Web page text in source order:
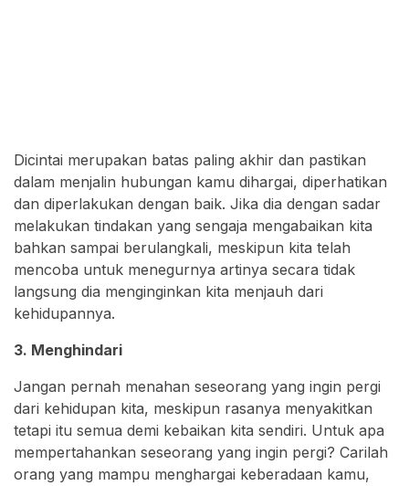
Dicintai merupakan batas paling akhir dan pastikan
dalam menjalin hubungan kamu dihargai, diperhatikan
dan diperlakukan dengan baik. Jika dia dengan sadar
melakukan tindakan yang sengaja mengabaikan kita
bahkan sampai berulangkali, meskipun kita telah
mencoba untuk menegurnya artinya secara tidak
langsung dia menginginkan kita menjauh dari
kehidupannya.
3. Menghindari
Jangan pernah menahan seseorang yang ingin pergi
dari kehidupan kita, meskipun rasanya menyakitkan
tetapi itu semua demi kebaikan kita sendiri. Untuk apa
mempertahankan seseorang yang ingin pergi? Carilah
orang yang mampu menghargai keberadaan kamu,